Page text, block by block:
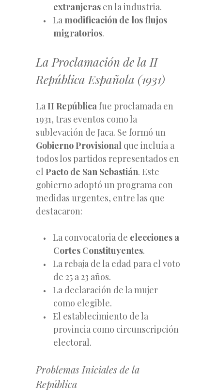
extranjeras en la industria.
La modificación de los flujos
migratorios.
La Proclamación de la II
República Española (1931)
La II Repúblicafue proclamada en
1931, tras eventos como la
sublevación de Jaca. Se formó un
Gobierno Provisional que incluía a
todos los partidos representados en
el Pacto de San Sebastián. Este
gobierno adoptó un programa con
medidas urgentes, entre las que
destacaron:
La convocatoria de elecciones a
Cortes Constituyentes.
La rebaja de la edad para el voto
de 25 a 23 años.
La declaración de la mujer
como elegible.
El establecimiento de la
provincia como circunscripción
electoral.
Problemas Iniciales de la
República